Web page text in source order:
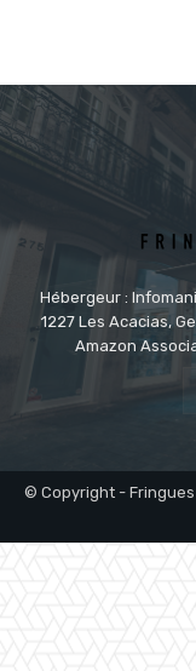
Hébergeur :
1227 Les Acacias,
Amazon
© Copyright -